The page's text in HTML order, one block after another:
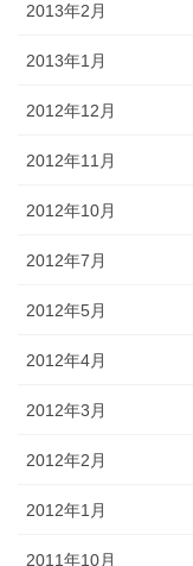
2013年2月
2013年1月
2012年12月
2012年11月
2012年10月
2012年7月
2012年5月
2012年4月
2012年3月
2012年2月
2012年1月
2011年10月